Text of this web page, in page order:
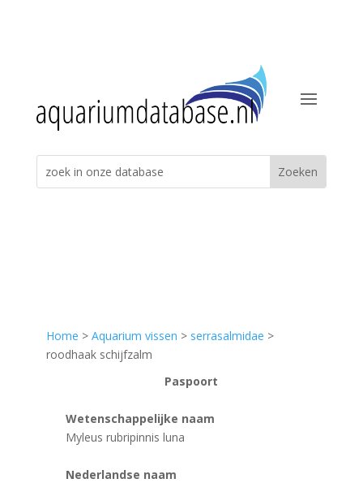
Home > Aquarium vissen > serrasalmidae >
roodhaak schijfzalm
Paspoort
Wetenschappelijke naam
Myleus rubripinnis luna
Nederlandse naam